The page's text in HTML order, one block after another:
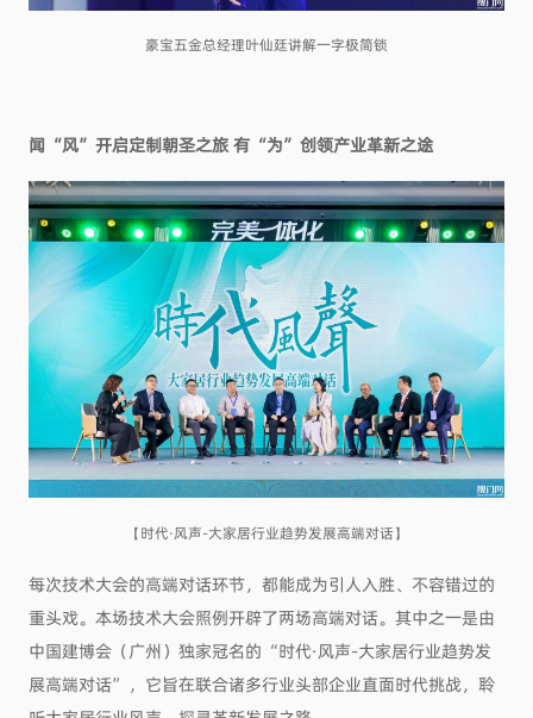
豪宝五金总经理叶仙廷讲解一字极简锁
闻“风”开启定制朝圣之旅 有“为”创领产业革新之途
【时代·风声-大家居行业趋势发展高端对话】
每次技术大会的高端对话环节，都能成为引人入胜、不容错过的
重头戏。本场技术大会照例开辟了两场高端对话。其中之一是由
中国建博会（广州）独家冠名的“时代·风声-大家居行业趋势发
展高端对话”，它旨在联合诸多行业头部企业直面时代挑战，聆